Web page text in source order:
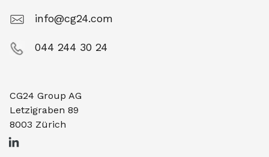
info@cg24.com
044 244 30 24
CG24 Group AG
Letzigraben 89
8003 Zürich